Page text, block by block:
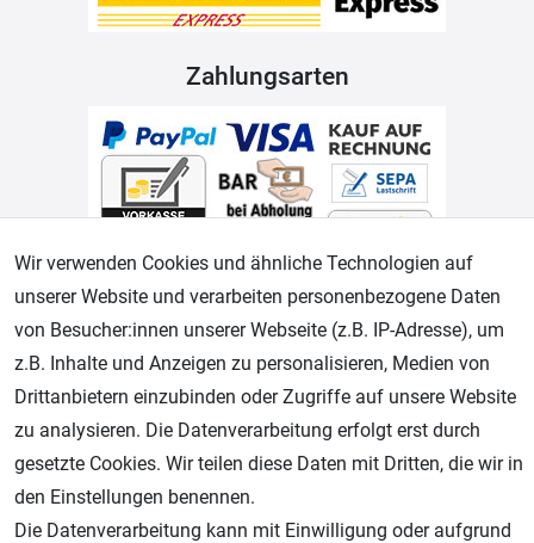
Zahlungsarten
Geprüfter Shop
Wir verwenden Cookies und ähnliche Technologien auf
unserer Website und verarbeiten personenbezogene Daten
von Besucher:innen unserer Webseite (z.B. IP-Adresse), um
z.B. Inhalte und Anzeigen zu personalisieren, Medien von
Drittanbietern einzubinden oder Zugriffe auf unsere Website
zu analysieren. Die Datenverarbeitung erfolgt erst durch
gesetzte Cookies. Wir teilen diese Daten mit Dritten, die wir in
den Einstellungen benennen.
Die Datenverarbeitung kann mit Einwilligung oder aufgrund